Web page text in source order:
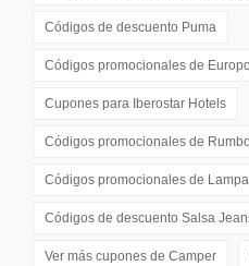
Códigos de descuento Puma
Códigos promocionales de
Cupones para Iberostar Hotels
Códigos promocionales de Rumbo
Códigos promocionales de
Códigos de descuento Salsa
Ver más cupones de Camper